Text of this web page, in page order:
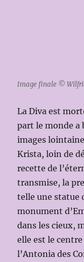
Image finale ©
La Diva est
part le monde a
images
Krista, loin de
recette de
transmise, la
telle une statue
monument
dans les cieux,
elle est le
l’Antonia des